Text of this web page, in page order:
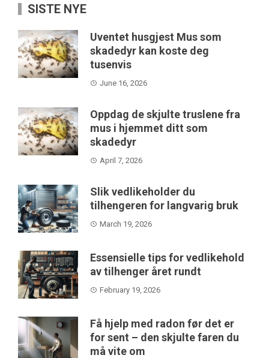
SISTE NYE
Uventet husgjest Mus som
skadedyr kan koste deg
tusenvis
June 16, 2026
Oppdag de skjulte truslene fra
mus i hjemmet ditt som
skadedyr
April 7, 2026
Slik vedlikeholder du
tilhengeren for langvarig bruk
March 19, 2026
Essensielle tips for vedlikehold
av tilhenger året rundt
February 19, 2026
Få hjelp med radon før det er
for sent – den skjulte faren du
må vite om